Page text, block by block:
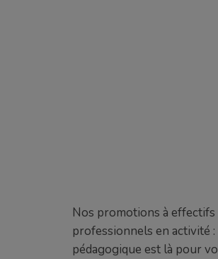
Nos promotions à
professionnels en activité
pédagogique est là pour